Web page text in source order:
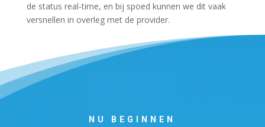
de status real-time, en bij spoed kunnen we dit vaak
versnellen in overleg met de provider.
NU BEGINNEN